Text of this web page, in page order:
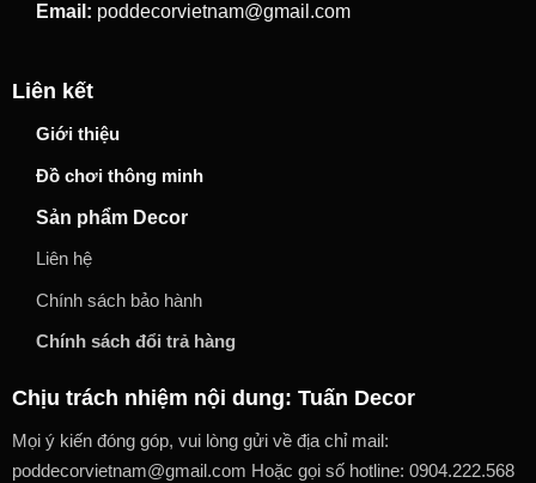
Email: poddecorvietnam@gmail.com
Liên kết
Giới thiệu
Đồ chơi thông minh
Sản phẩm Decor
Liên hệ
Chính sách bảo hành
Chính sách đổi trả hàng
Chịu trách nhiệm nội dung: Tuấn Decor
Mọi ý kiến đóng góp, vui lòng gửi về địa chỉ mail:
poddecorvietnam@gmail.com Hoặc gọi số hotline: 0904.222.568